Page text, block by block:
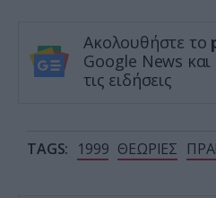
Ακολουθήστε το
Google News
τις ειδήσεις
TAGS: 1999 ΘΕΩΡΙΕΣ